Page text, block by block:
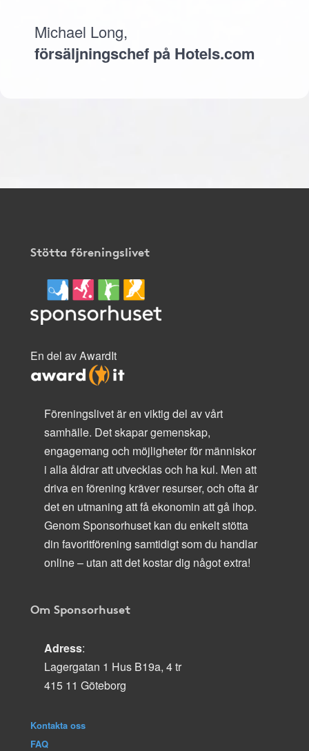
Michael Long,
försäljningschef på Hotels.com
Stötta föreningslivet
En del av AwardIt
Föreningslivet är en viktig del av vårt
samhälle. Det skapar gemenskap,
engagemang och möjligheter för människor
i alla åldrar att utvecklas och ha kul. Men att
driva en förening kräver resurser, och ofta är
det en utmaning att få ekonomin att gå ihop.
Genom Sponsorhuset kan du enkelt stötta
din favoritförening samtidigt som du handlar
online – utan att det kostar dig något extra!
Om Sponsorhuset
Adress:
Lagergatan 1 Hus B19a, 4 tr
415 11 Göteborg
Kontakta oss
FAQ